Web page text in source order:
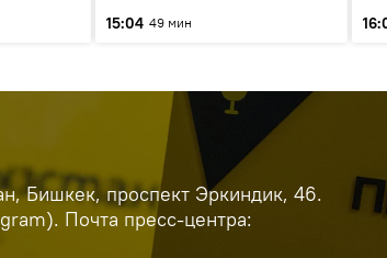
музыканын орду
15:04 49 мин
Бишкек, проспект Эркиндик, 46.
Почта пресс-центра: